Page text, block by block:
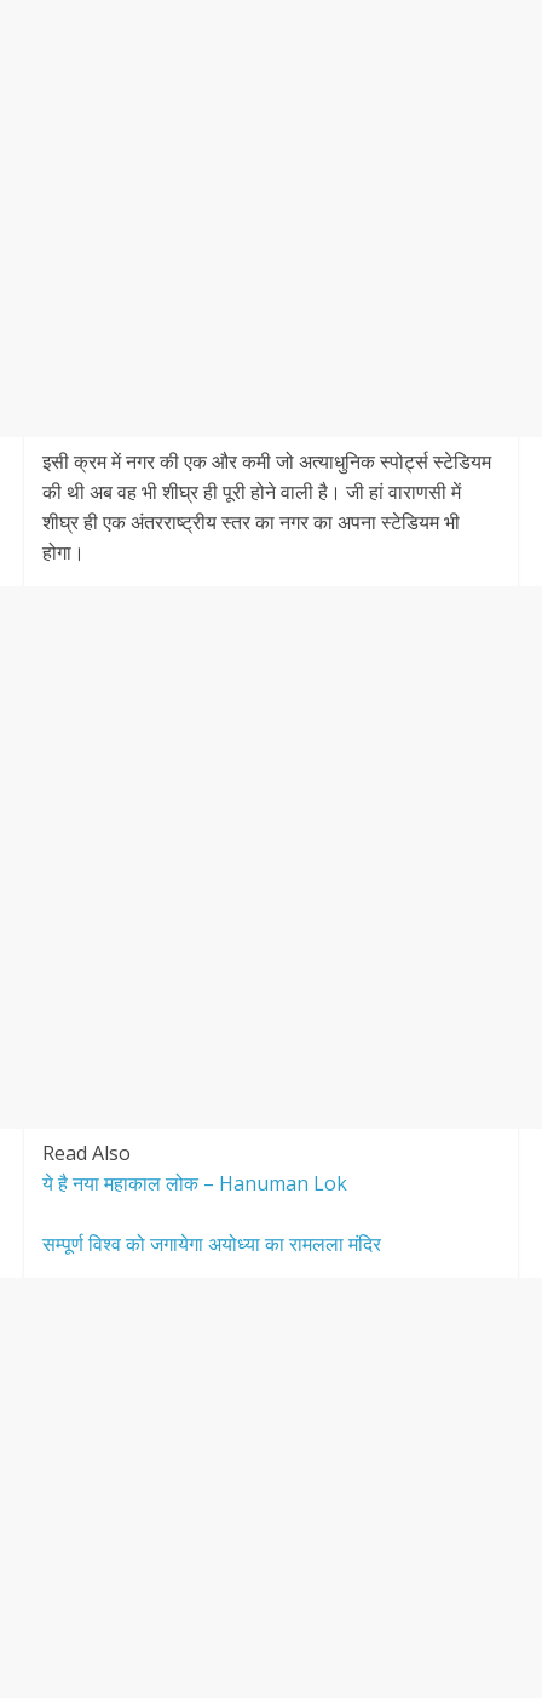
इसी क्रम में नगर की एक और कमी जो अत्याधुनिक स्पोर्ट्स स्टेडियम
की थी अब वह भी शीघ्र ही पूरी होने वाली है। जी हां वाराणसी में
शीघ्र ही एक अंतरराष्ट्रीय स्तर का नगर का अपना स्टेडियम भी
होगा।
Read Also
ये है नया महाकाल लोक – Hanuman Lok
सम्पूर्ण विश्व को जगायेगा अयोध्या का रामलला मंदिर